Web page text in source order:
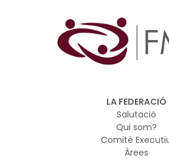
LA FEDERACIÓ
Salutació
Qui som?
Comitè
Àrees